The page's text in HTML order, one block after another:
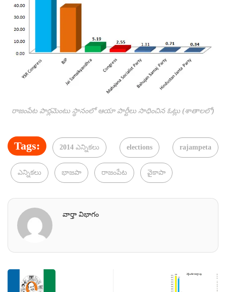
రాజంపేట పార్లమెంటు స్థానంలో ఆయా పార్టీలు సాధించిన ఓట్లు (శాతాలలో)
Tags: 2014 ఎన్నికలు elections rajampeta
ఎన్నికలు భాజపా రాజంపేట వైకాపా
వార్తా విభాగం